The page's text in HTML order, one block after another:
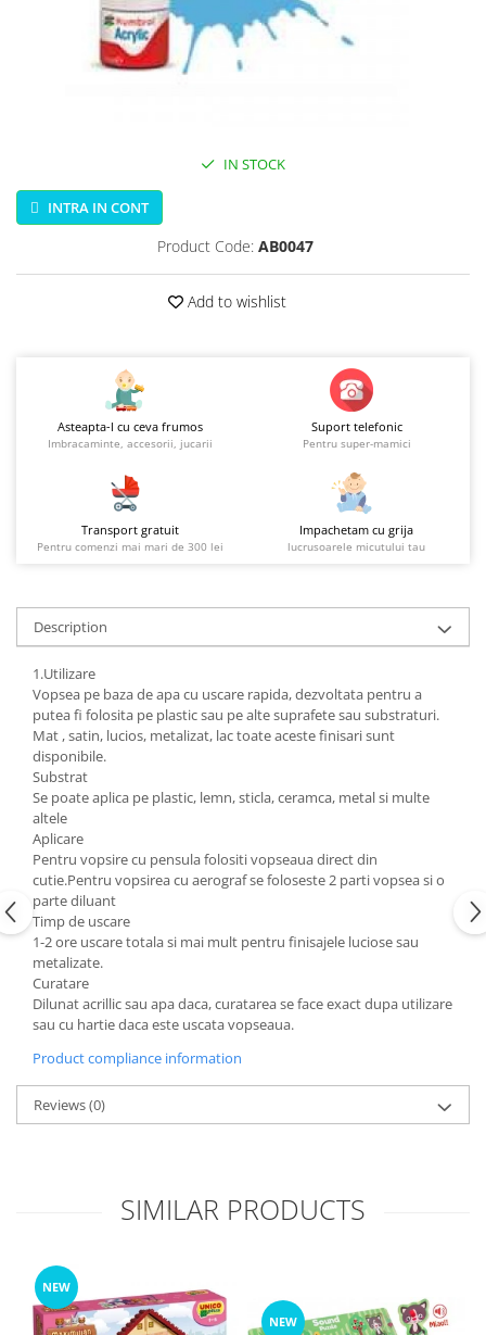
Jucarii si jocuri exterior
Masini, trenuri, avioane
Masinute Radiocomanda
Biciclete fara pedale
Role, patine cu rotile
Organizatoare
IN STOCK
INTRA IN CONT
Product Code: AB0047
Add to wishlist
Asteapta-l cu ceva frumos
Imbracaminte, accesorii, jucarii
Suport telefonic
Pentru super-mamici
Transport gratuit
Pentru comenzi mai mari de 300 lei
Impachetam cu grija
lucrusoarele micutului tau
Description
1.Utilizare
Vopsea pe baza de apa cu uscare rapida, dezvoltata pentru a
putea fi folosita pe plastic sau pe alte suprafete sau substraturi.
Mat , satin, lucios, metalizat, lac toate aceste finisari sunt
disponibile.
Substrat
Se poate aplica pe plastic, lemn, sticla, ceramca, metal si multe
altele
Aplicare
Pentru vopsire cu pensula folositi vopseaua direct din
cutie.Pentru vopsirea cu aerograf se foloseste 2 parti vopsea si o
parte diluant
Timp de uscare
1-2 ore uscare totala si mai mult pentru finisajele luciose sau
metalizate.
Curatare
Dilunat acrillic sau apa daca, curatarea se face exact dupa utilizare
sau cu hartie daca este uscata vopseaua.
Product compliance information
Reviews(0)
SIMILAR PRODUCTS
NEW
NEW